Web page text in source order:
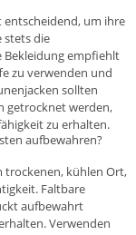
entscheidend, um ihre
stets die
Bekleidung empfiehlt
zu verwenden und
sollten
getrocknet werden,
zu erhalten.
aufbewahren?
trockenen, kühlen Ort,
Faltbare
aufbewahrt
Verwenden